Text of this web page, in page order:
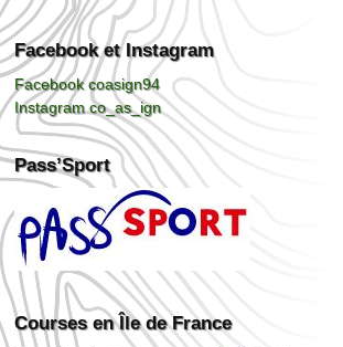
Facebook et Instagram
Facebook coasign94
Instagram co_as_ign
Pass’Sport
Courses en Île de France